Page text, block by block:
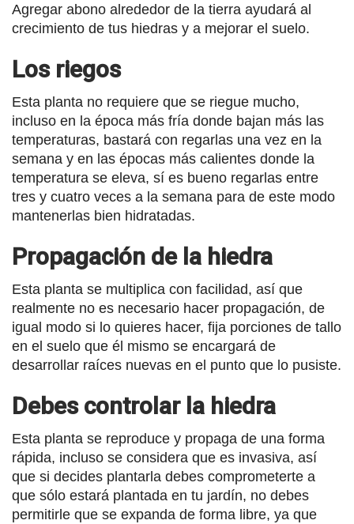
Agregar abono alrededor de la tierra ayudará al
crecimiento de tus hiedras y a mejorar el suelo.
Los riegos
Esta planta no requiere que se riegue mucho,
incluso en la época más fría donde bajan más las
temperaturas, bastará con regarlas una vez en la
semana y en las épocas más calientes donde la
temperatura se eleva, sí es bueno regarlas entre
tres y cuatro veces a la semana para de este modo
mantenerlas bien hidratadas.
Propagación de la hiedra
Esta planta se multiplica con facilidad, así que
realmente no es necesario hacer propagación, de
igual modo si lo quieres hacer, fija porciones de tallo
en el suelo que él mismo se encargará de
desarrollar raíces nuevas en el punto que lo pusiste.
Debes controlar la hiedra
Esta planta se reproduce y propaga de una forma
rápida, incluso se considera que es invasiva, así
que si decides plantarla debes comprometerte a
que sólo estará plantada en tu jardín, no debes
permitirle que se expanda de forma libre, ya que